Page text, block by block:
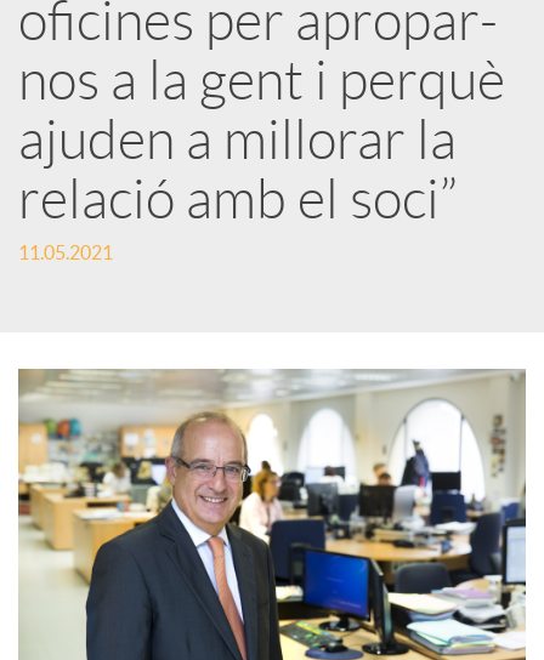
t
i
r
a
X
a
r
oficines per apropar-
nos a la gent i perquè
ajuden a millorar la
relació amb el soci”
11.05.2021